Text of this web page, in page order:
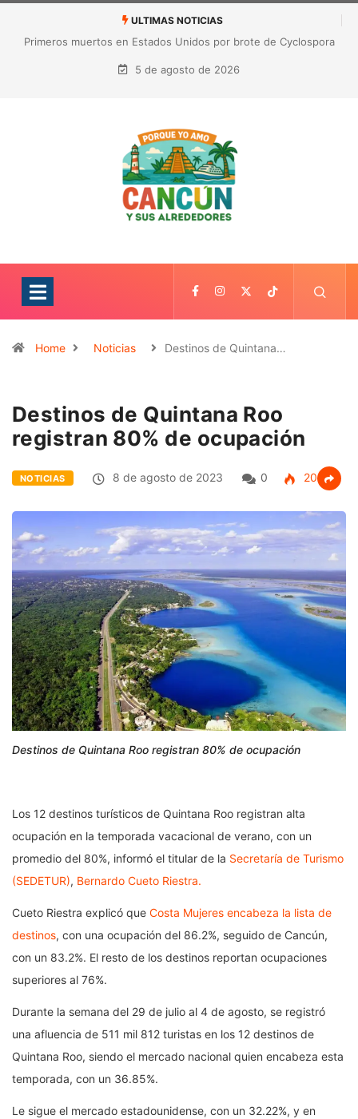
ULTIMAS NOTICIAS
Nuevo golpe a Gianni Infantino: ligas europeas rechazan la
expansión de las competiciones de la FIFA
5 de agosto de 2026
Home Noticias Destinos de Quintana…
Destinos de Quintana Roo
registran 80% de ocupación
NOTICIAS 8 de agosto de 2023 0 205
Destinos de Quintana Roo registran 80% de ocupación
Los 12 destinos turísticos de Quintana Roo registran alta
ocupación en la temporada vacacional de verano, con un
promedio del 80%, informó el titular de la Secretaría de Turismo
(SEDETUR), Bernardo Cueto Riestra.
Cueto Riestra explicó que Costa Mujeres encabeza la lista de
destinos, con una ocupación del 86.2%, seguido de Cancún,
con un 83.2%. El resto de los destinos reportan ocupaciones
superiores al 76%.
Durante la semana del 29 de julio al 4 de agosto, se registró
una afluencia de 511 mil 812 turistas en los 12 destinos de
Quintana Roo, siendo el mercado nacional quien encabeza esta
temporada, con un 36.85%.
Le sigue el mercado estadounidense, con un 32.22%, y en